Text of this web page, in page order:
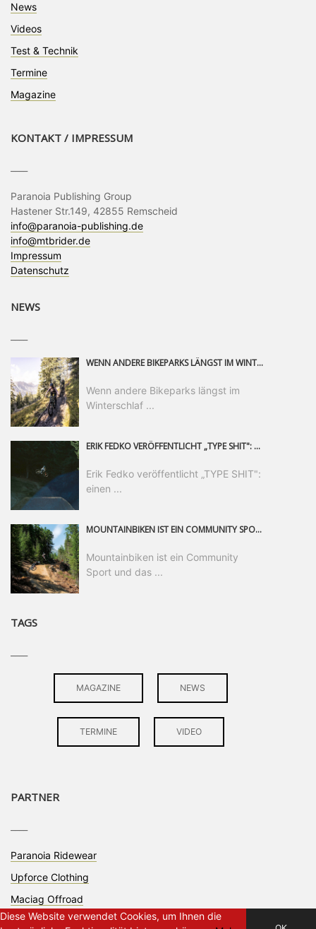
News
Videos
Test & Technik
Termine
Magazine
KONTAKT / IMPRESSUM
Paranoia Publishing Group
Hastener Str.149, 42855 Remscheid
info@paranoia-publishing.de
info@mtbrider.de
Impressum
Datenschutz
NEWS
WENN ANDERE BIKEPARKS LÄNGST IM WINTERSCHLAF SIND, IST MAN IN SAALFELDEN LEOGANG IMMER NOCH AM MOUNTAINBIKEN. IST DER HERBST DIE SCHÖNSTE ZEIT DES JAHRES? AUF DEN TRAILS RUND UM SAALFELDEN LEOGANG UND IM EPIC BIKEPARK LEOGANG IST ER DAS AUF JEDEN FALL – UND DIE GEFÜHLT DIE LÄNGSTE NOCH DAZU. NOCH BIS MINDESTENS 8. NOVEMBER STEHT DAS PINZGAUER MOUNTAINBIKE-PARADIES ALLEN RIDERN OFFEN, DIE EINFACH NICHT GENUG KRIEGEN KÖNNEN. DABEI HÄLT DIE GOLDENE JAHRESZEIT IN SAALFELDEN LEOGANG WEIT MEHR ALS LINES, TRAILS UND HERBSTPANORAMEN BEREIT: MIT DEM BIKE FESTIVAL, VERSCHIEDENEN LADIES SHRED EVENTS UND EINEM DIE GESAMTE SAISON ANDAUERNDEN PHOTO CONTEST ZUM 25-JÄHRIGEN BIKEPARK-JUBILÄUM GIBT ES RUND UM ÖSTERREICHS ÄLTESTEN BIKEPARK EINIGES ZU ERLEBEN.
Wenn andere Bikeparks längst im
Winterschlaf ...
ERIK FEDKO VERÖFFENTLICHT „TYPE SHIT": EINEN 23-MINÜTIGEN MOUNTAINBIKE-FILM, ÜBER DREI JAHRE RUND UM DIE WELT GEDREHT. ZEITGLEICH LAUNCHT ER DIE GLEICHNAMIGE KOLLEKTION SEINER BRAND TYPE. EIN SEGMENT DES FILMS ERSCHEINT SEPARAT AUF RED BULL BIKE.
Erik Fedko veröffentlicht „TYPE SHIT":
einen ...
MOUNTAINBIKEN IST EIN COMMUNITY SPORT UND DAS BEWEIST SICH IN DER BIKE REPUBLIC SÖLDEN GERADE EINDRUCKSVOLL AUF ALLEN LEVELN. FREERIDE PROFI, SHAPERIN UND FRISCH GEWÄHLTE SWATCH NINES MVP VERO SANDLER IST BEGEISTERT VON DER VIELFALT DER BIKE DESTINATION, DER NEUEN JUMPLINE UND PLÄDIERT FÜR MUT BEI (FRAUEN) COMMUNITIES. VERO UND IHR VERLOBTER SAM HODGES VERBRINGEN MEHRERE MONATE IN DER BIKE REPUBLIC UND LASSEN UNS DARAN TEILHABEN. UM COMMUNITY GEHT ES AUCH BEI DER PARTNERSCHAFT ZWISCHEN SÖLDEN UND DEM NEUEN RIDERS PARK DONOVALY IN DER SLOWAKEI: DER DORTIGE TOURISMUSDIREKTOR JIRI PEC IST ÜBERZEUGT: VON MEHR BIKEPARKS PROFITIERT DIE GANZE MTB-SZENE – UND MIT DOMINIK LINSER, GESCHÄFTSFÜHRER DER BRS, HAT ER DAMIT DEN PERFEKTEN PARTNER GEFUNDEN.
Mountainbiken ist ein Community
Sport und das ...
TAGS
MAGAZINE NEWS
TERMINE VIDEO
PARTNER
Paranoia Ridewear
Upforce Clothing
Maciag Offroad
Diese Website verwendet Cookies, um Ihnen die